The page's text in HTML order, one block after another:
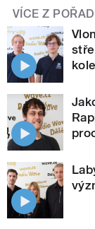
VÍCE Z